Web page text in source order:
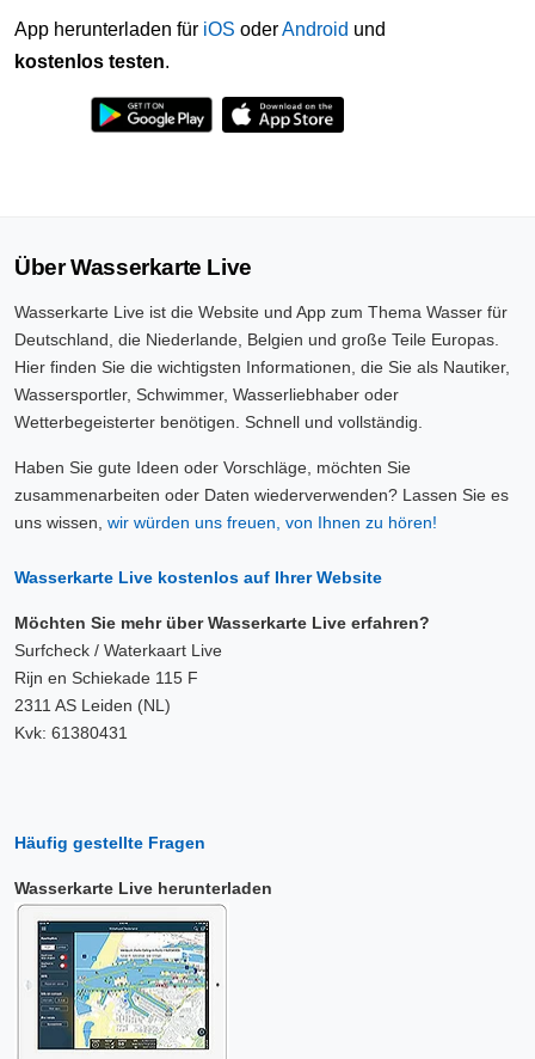
App herunterladen für iOS oderAndroid und
kostenlos testen.
Über Wasserkarte Live
Wasserkarte Live ist die Website und App zum Thema Wasser für
Deutschland, die Niederlande, Belgien und große Teile Europas.
Hier finden Sie die wichtigsten Informationen, die Sie als Nautiker,
Wassersportler, Schwimmer, Wasserliebhaber oder
Wetterbegeisterter benötigen. Schnell und vollständig.
Haben Sie gute Ideen oder Vorschläge, möchten Sie
zusammenarbeiten oder Daten wiederverwenden? Lassen Sie es
uns wissen, wir würden uns freuen, von Ihnen zu hören!
Wasserkarte Live kostenlos auf Ihrer Website
Möchten Sie mehr über Wasserkarte Live erfahren?
Surfcheck / Waterkaart Live
Rijn en Schiekade 115 F
2311 AS Leiden (NL)
Kvk: 61380431
Häufig gestellte Fragen
Wasserkarte Live herunterladen